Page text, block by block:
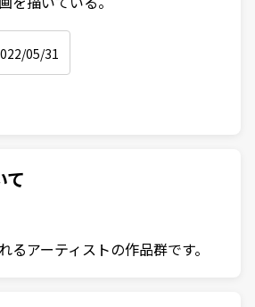
05/31
て
るアーティストの作品群です。